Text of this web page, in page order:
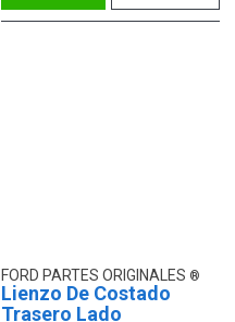
FORD PARTES ORIGINALES
Lienzo De Costado
Trasero Lado